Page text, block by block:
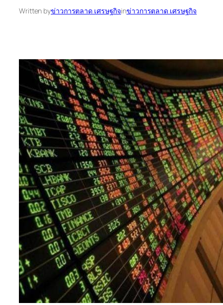
Written byข่าวการตลาด เศรษฐกิจinข่าวการตลาด เศรษฐกิจ